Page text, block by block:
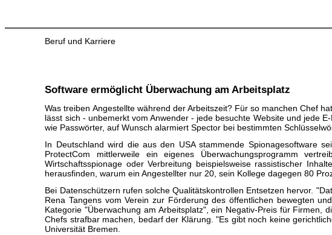
Beruf und Karriere
Software ermöglicht Überwachung am Arbeitsplatz
Was treiben Angestellte während der Arbeitszeit? Für so manchen Chef
lässt sich - unbemerkt vom Anwender - jede besuchte Website und jede
wie Passwörter, auf Wunsch alarmiert Spector bei bestimmten
In Deutschland wird die aus den USA stammende Spionagesoftware
ProtectCom mittlerweile ein eigenes Überwachungsprogramm
Wirtschaftsspionage oder Verbreitung beispielsweise rassistischer
herausfinden, warum ein Angestellter nur 20, sein Kollege dagegen 80
Bei Datenschützern rufen solche Qualitätskontrollen Entsetzen hervor.
Rena Tangens vom Verein zur Förderung des öffentlichen bewegten
Kategorie "Überwachung am Arbeitsplatz", ein Negativ-Preis für Firmen,
Chefs strafbar machen, bedarf der Klärung. "Es gibt noch keine
Universität Bremen.